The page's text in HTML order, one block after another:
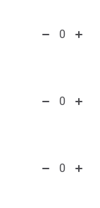
0
0
0